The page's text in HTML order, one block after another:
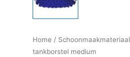
Home / Schoonmaakmateriaal
tankborstel medium